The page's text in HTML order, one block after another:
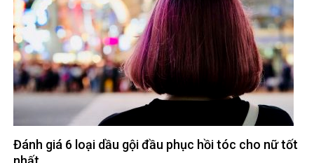
Đánh giá 6 loại dầu gội đầu phục hồi tóc cho nữ tốt